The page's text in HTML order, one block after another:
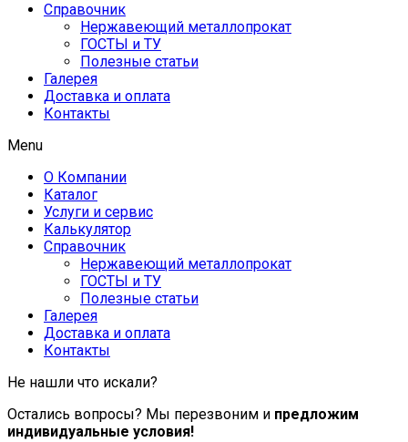
Справочник
Нержавеющий металлопрокат
ГОСТЫ и ТУ
Полезные статьи
Галерея
Доставка и оплата
Контакты
Menu
О Компании
Каталог
Услуги и сервис
Калькулятор
Справочник
Нержавеющий металлопрокат
ГОСТЫ и ТУ
Полезные статьи
Галерея
Доставка и оплата
Контакты
Не нашли что искали?
Остались вопросы? Мы перезвоним и предложим
индивидуальные условия!